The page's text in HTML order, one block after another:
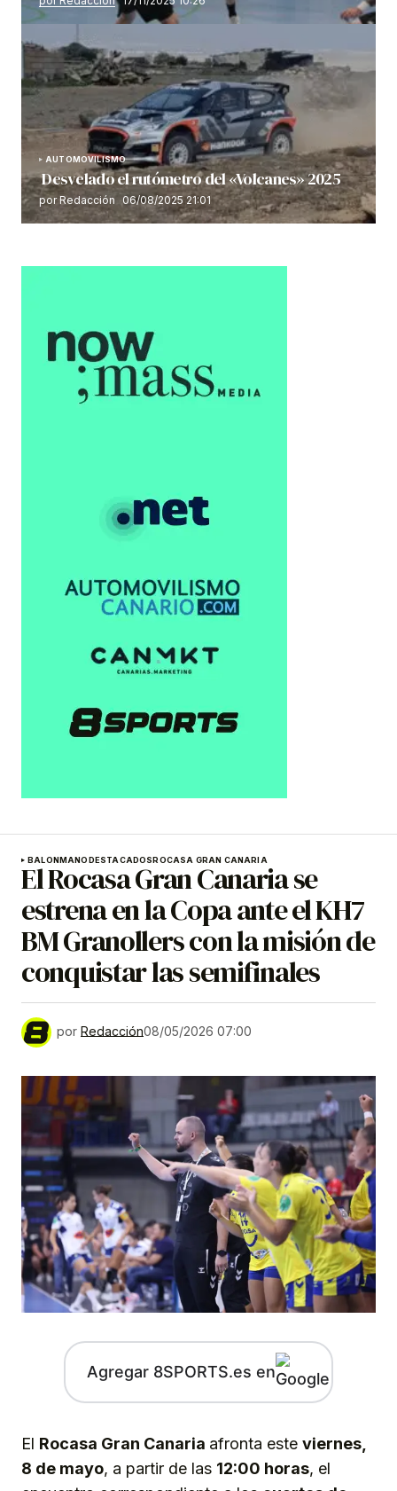
AUTOMOVILISMO
Desvelado el rutómetro del «Volcanes» 2025
por Redacción 06/08/2025 21:01
BALONMANODESTACADOSROCASA GRAN CANARIA
El Rocasa Gran Canaria se
estrena en la Copa ante el KH7
BM Granollers con la misión de
conquistar las semifinales
por Redacción08/05/2026 07:00
Agregar 8SPORTS.es en
El Rocasa Gran Canaria afronta este viernes,
8 de mayo, a partir de las 12:00 horas, el